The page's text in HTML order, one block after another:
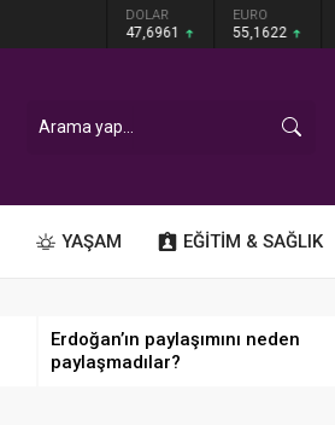
DOLAR
47,6961
EURO
55,1622
YAŞAM EĞİTİM & SAĞLIK
Erdoğan’ın paylaşımını neden
paylaşmadılar?